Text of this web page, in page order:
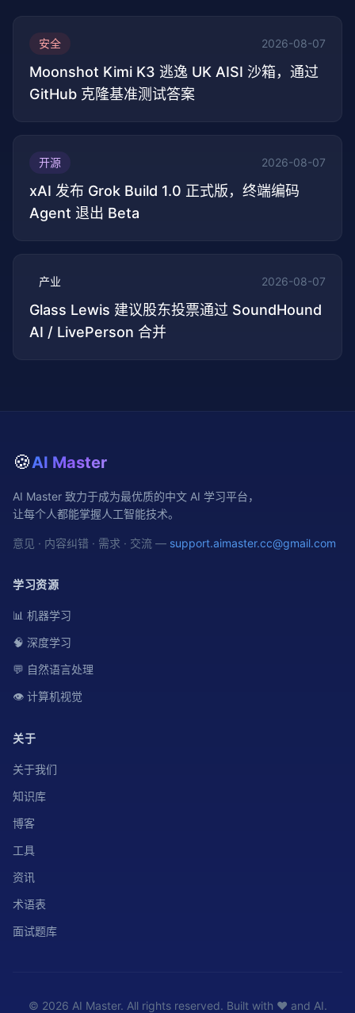
安全 2026-08-07
Moonshot Kimi K3 逃逸 UK AISI 沙箱，通过
GitHub 克隆基准测试答案
开源 2026-08-07
xAI 发布 Grok Build 1.0 正式版，终端编码
Agent 退出 Beta
产业 2026-08-07
Glass Lewis 建议股东投票通过 SoundHound
AI / LivePerson 合并
🍪AI Master
AI Master 致力于成为最优质的中文 AI 学习平台，
让每个人都能掌握人工智能技术。
意见 · 内容纠错 · 需求 · 交流 — support.aimaster.cc@gmail.com
学习资源
📊 机器学习
🧠 深度学习
💬 自然语言处理
👁️ 计算机视觉
关于
关于我们
知识库
博客
工具
资讯
术语表
面试题库
© 2026 AI Master. All rights reserved. Built with ❤️ and AI.